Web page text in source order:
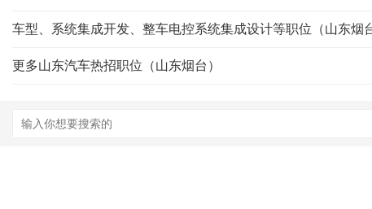
车型、系统集成开发、整车电控系统集成设计等职位（山东烟
更多山东汽车热招职位（山东烟台）